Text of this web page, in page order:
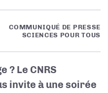
COMMUNIQUÉ DE PRESSE
SCIENCES POUR TOUS
? Le CNRS
invite à une soirée